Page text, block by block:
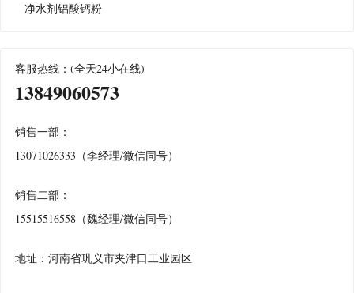
净水剂铝酸钙粉
客服热线：(全天24小在线)
13849060573
销售一部：
13071026333（李经理/微信同号）
销售二部：
15515516558（魏经理/微信同号）
地址：河南省巩义市夹津口工业园区